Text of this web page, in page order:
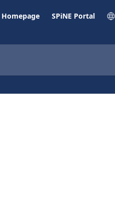
Homepage SPiNE Portal